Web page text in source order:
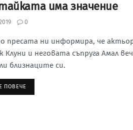
има значение
0
пресата ни информира, че
Клуни и неговата съпруга Амал
близнаците си.
ПОВЕЧЕ